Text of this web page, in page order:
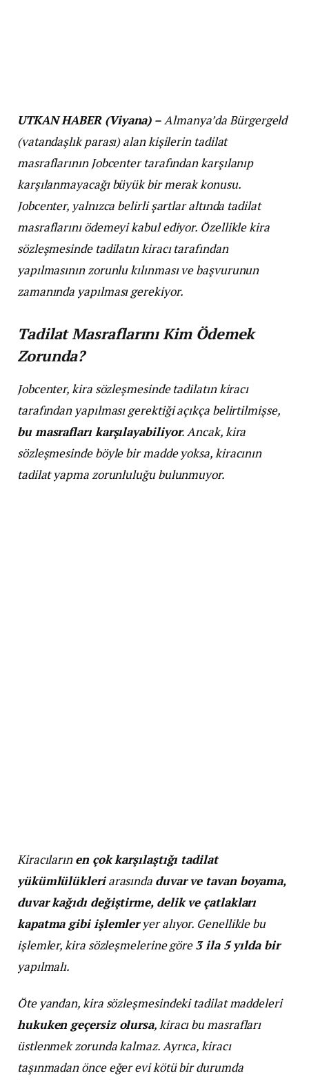
UTKAN HABER (Viyana) –Almanya’da Bürgergeld
(vatandaşlık parası) alan kişilerin tadilat
masraflarının Jobcenter tarafından karşılanıp
karşılanmayacağı büyük bir merak konusu.
Jobcenter, yalnızca belirli şartlar altında tadilat
masraflarını ödemeyi kabul ediyor. Özellikle kira
sözleşmesinde tadilatın kiracı tarafından
yapılmasının zorunlu kılınması ve başvurunun
zamanında yapılması gerekiyor.
Tadilat Masraflarını Kim Ödemek
Zorunda?
Jobcenter, kira sözleşmesinde tadilatın kiracı
tarafından yapılması gerektiği açıkça belirtilmişse,
bu masrafları karşılayabiliyor. Ancak, kira
sözleşmesinde böyle bir madde yoksa, kiracının
tadilat yapma zorunluluğu bulunmuyor.
Kiracılarınen çok karşılaştığı tadilat
yükümlülükleriarasında duvar ve tavan boyama,
duvar kağıdı değiştirme, delik ve çatlakları
kapatma gibi işlemleryer alıyor. Genellikle bu
işlemler, kira sözleşmelerine göre3 ila 5 yılda bir
yapılmalı.
Öte yandan, kira sözleşmesindeki tadilat maddeleri
hukuken geçersiz olursa, kiracı bu masrafları
üstlenmek zorunda kalmaz. Ayrıca, kiracı
taşınmadan önce eğer evi kötü bir durumda